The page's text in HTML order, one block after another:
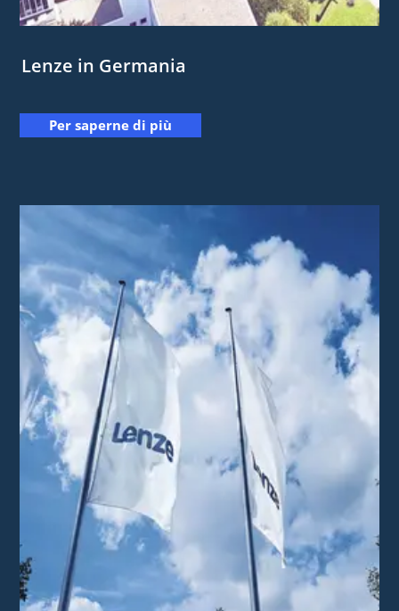
Lenze in Germania
Per saperne di più